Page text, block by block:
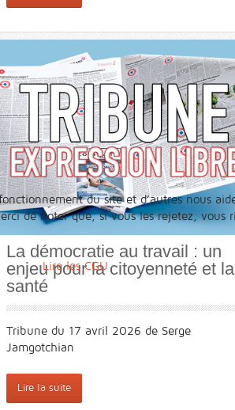
La démocratie au travail : un
enjeu pour la citoyenneté et la
santé
Tribune du 17 avril 2026 de Serge
Jamgotchian
Lire la suite
du site et d’autres nous
de noter que, si vous les rejetez,
Lire les CGU